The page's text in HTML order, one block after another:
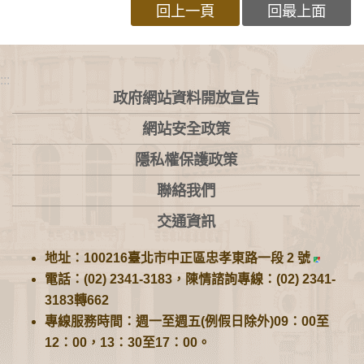
回上一頁 回最上面
:::
政府網站資料開放宣告
網站安全政策
隱私權保護政策
聯絡我們
交通資訊
地址：100216臺北市中正區忠孝東路一段 2 號
電話：(02) 2341-3183，陳情諮詢專線：(02) 2341-
3183轉662
專線服務時間：週一至週五(例假日除外)09：00至
12：00，13：30至17：00。